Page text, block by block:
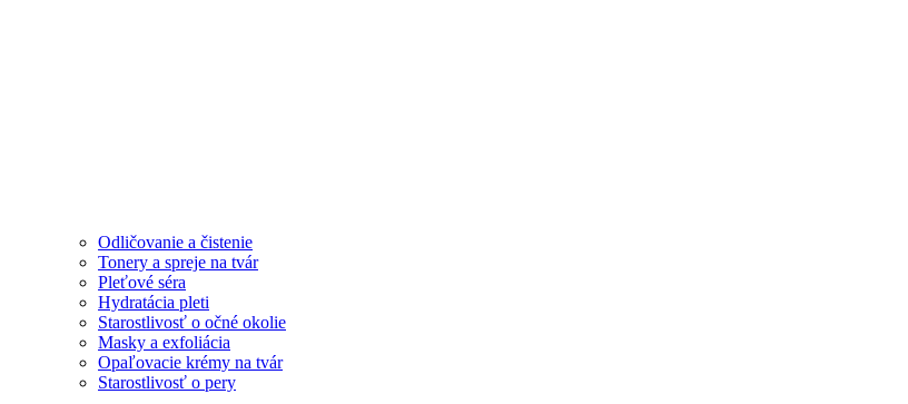
Odličovanie a čistenie
Tonery a spreje na tvár
Pleťové séra
Hydratácia pleti
Starostlivosť o očné okolie
Masky a exfoliácia
Opaľovacie krémy na tvár
Starostlivosť o pery